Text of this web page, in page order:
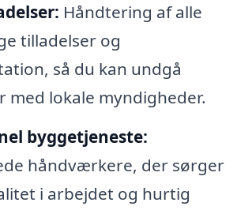
Håndtering af alle
tilladelser og
så du kan undgå
med lokale myndigheder.
byggetjeneste:
håndværkere, der sørger
i arbejdet og hurtig